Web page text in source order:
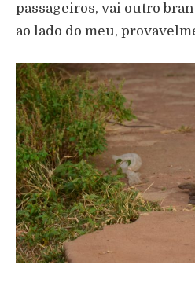
passageiros, vai outro
ao lado do meu,